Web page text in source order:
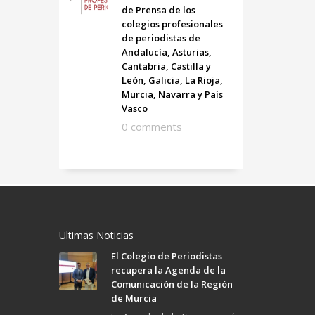
de Prensa de los
colegios profesionales
de periodistas de
Andalucía, Asturias,
Cantabria, Castilla y
León, Galicia, La Rioja,
Murcia, Navarra y País
Vasco
0 comments
Ultimas Noticias
El Colegio de Periodistas
recupera la Agenda de la
Comunicación de la Región
de Murcia